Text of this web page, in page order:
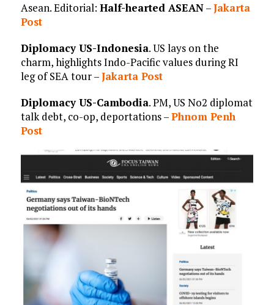
Asean. Editorial: Half-hearted ASEAN–Jakarta
Post
Diplomacy US-Indonesia. US lays on the
charm, highlights Indo-Pacific values during RI
leg of SEA tour –Jakarta Post
Diplomacy US-Cambodia. PM, US No2 diplomat
talk debt, co-op, deportations –Phnom Penh
Post